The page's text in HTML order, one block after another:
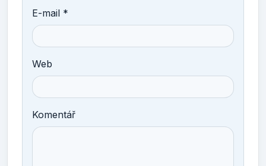
E-mail *
Web
Komentář